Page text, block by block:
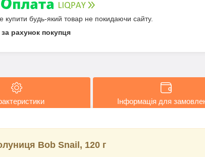
купити будь-який товар не покидаючи сайту.
за рахунок покупця
Інформація для
Bob Snail, 120 г